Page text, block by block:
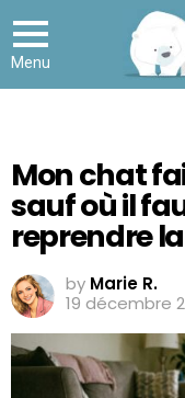
Menu
Mon chat
sauf où il
reprendre
by Marie R.
19 décembre